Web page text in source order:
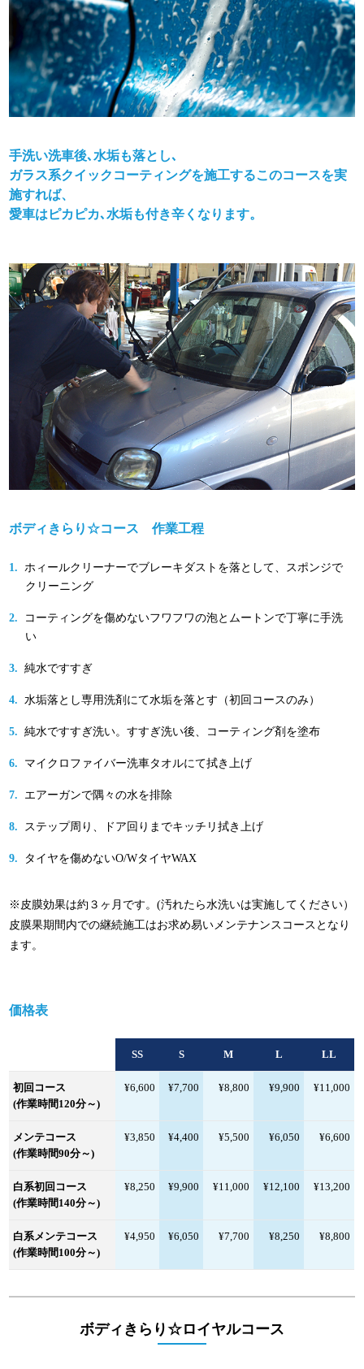
手洗い洗車後､水垢も落とし､
ガラス系クイックコーティングを施工するこのコースを実
施すれば、
愛車はピカピカ､水垢も付き辛くなります。
ボディきらり☆コース 作業工程
ホィールクリーナーでブレーキダストを落として、スポンジで
クリーニング
コーティングを傷めないフワフワの泡とムートンで丁寧に手洗
い
純水ですすぎ
水垢落とし専用洗剤にて水垢を落とす（初回コースのみ）
純水ですすぎ洗い。すすぎ洗い後、コーティング剤を塗布
マイクロファイバー洗車タオルにて拭き上げ
エアーガンで隅々の水を排除
ステップ周り、ドア回りまでキッチリ拭き上げ
タイヤを傷めないO/WタイヤWAX
※皮膜効果は約３ヶ月です。(汚れたら水洗いは実施してください）
皮膜果期間内での継続施工はお求め易いメンテナンスコースとなり
ます。
価格表
SS S M L LL
初回コース
(作業時間120分～)
¥6,600 ¥7,700 ¥8,800 ¥9,900 ¥11,000
メンテコース
(作業時間90分～)
¥3,850 ¥4,400 ¥5,500 ¥6,050 ¥6,600
白系初回コース
(作業時間140分～)
¥8,250 ¥9,900 ¥11,000 ¥12,100 ¥13,200
白系メンテコース
(作業時間100分～)
¥4,950 ¥6,050 ¥7,700 ¥8,250 ¥8,800
ボディきらり☆ロイヤルコース